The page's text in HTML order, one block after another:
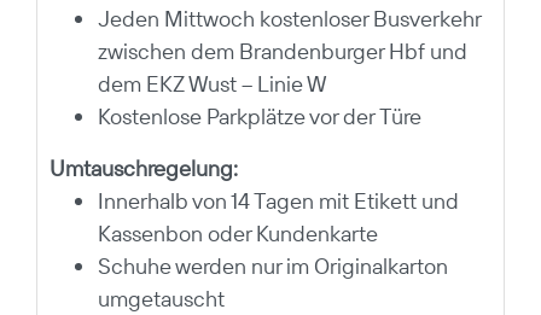
Jeden Mittwoch kostenloser Busverkehr
zwischen dem Brandenburger Hbf und
dem EKZ Wust – Linie W
Kostenlose Parkplätze vor der Türe
Umtauschregelung:
Innerhalb von 14 Tagen mit Etikett und
Kassenbon oder Kundenkarte
Schuhe werden nur im Originalkarton
umgetauscht